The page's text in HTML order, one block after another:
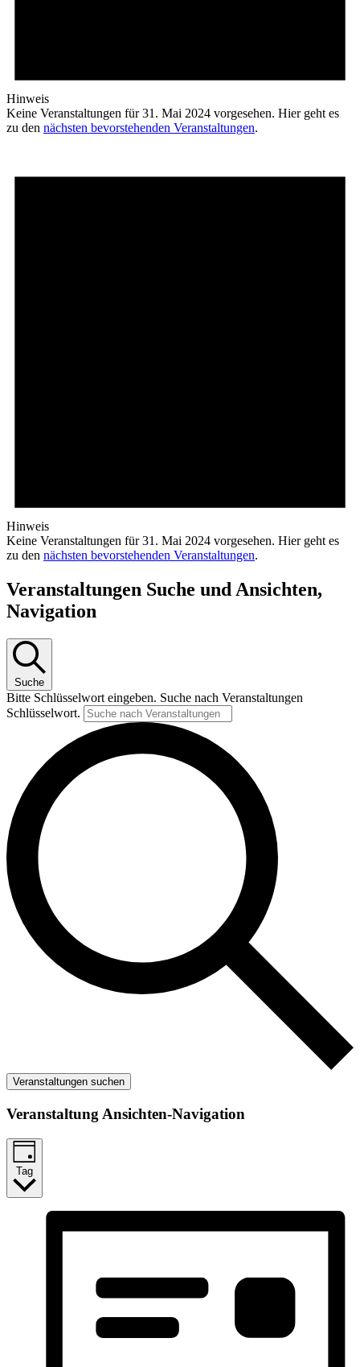
Hinweis
Keine Veranstaltungen für 31. Mai 2024 vorgesehen. Hier geht es
zu den nächsten bevorstehenden Veranstaltungen.
Hinweis
Keine Veranstaltungen für 31. Mai 2024 vorgesehen. Hier geht es
zu den nächsten bevorstehenden Veranstaltungen.
Veranstaltungen Suche und Ansichten,
Navigation
Suche
Bitte Schlüsselwort eingeben. Suche nach Veranstaltungen
Schlüsselwort.
Veranstaltungen suchen
Veranstaltung Ansichten-Navigation
Tag